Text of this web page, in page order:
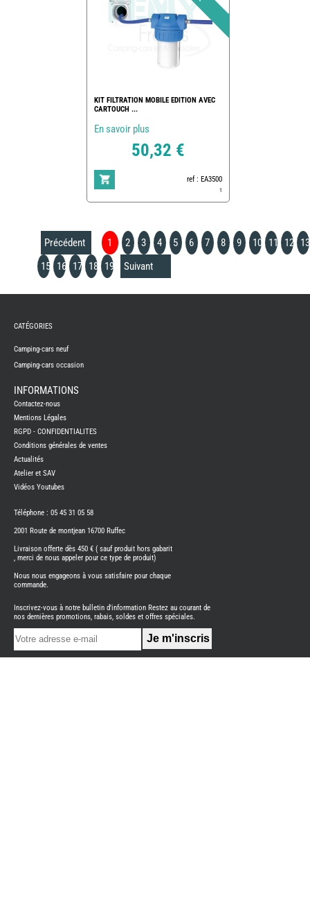
KIT FILTRATION MOBILE EDITION AVEC
CARTOUCH ...
En savoir plus
50,32 €
ref : EA3500
1
Précédent 1 2 3 4 5 6 7 8 9 10 11 12
13
15
16 17 18 19 Suivant
CAMPING-
NEUFS
CAMPING-
CAMPING-
BENIMAR
CAMPING-
CARADO
CAMPING-
ITINEO
CAMPING-
OCCASION
CARADO
NEUFS
FOURGON
BENIMAR
FOURGON
CATÉGORIES
Camping-cars neuf
Camping-cars occasion
INFORMATIONS
Contactez-nous
Mentions Légales
RGPD - CONFIDENTIALITES
Conditions générales de ventes
Actualités
Atelier et SAV
Vidéos Youtubes
Téléphone : 05 45 31 05 58
2001 Route de montjean 16700 Ruffec
Livraison offerte dès 450 € ( sauf produit hors gabarit
, merci de nous appeler pour ce type de produit)
Nous nous engageons à vous satisfaire pour chaque
commande.
Inscrivez-vous à notre bulletin d'information Restez au courant de
nos dernières promotions, rabais, soldes et offres spéciales.